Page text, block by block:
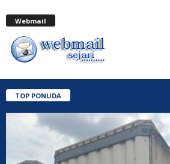
Webmail
TOP PONUDA